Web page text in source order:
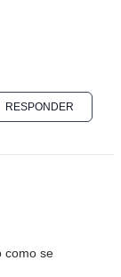
RESPONDER
como se